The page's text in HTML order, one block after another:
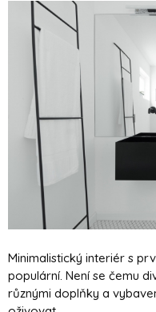
Minimalistický interiér s
populární. Není se čemu
různými doplňky a